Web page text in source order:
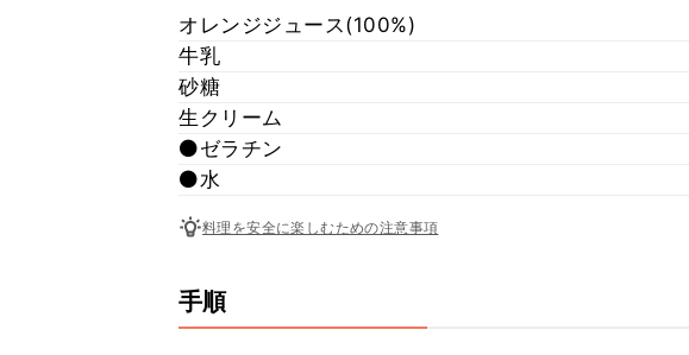
オレンジジュース(100%)
牛乳
砂糖
生クリーム
⚫️ゼラチン
⚫️水
料理を安全に楽しむための注意事項
手順